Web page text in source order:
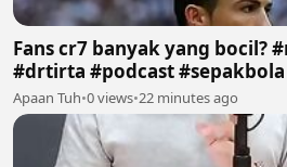
Fans cr7 banyak yang bocil?
#drtirta #podcast
Apaan Tuh•0 views•22 minutes ago